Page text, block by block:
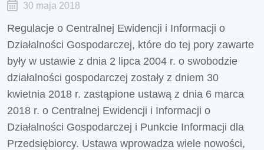
30 maja 2018
Regulacje o Centralnej Ewidencji i Informacji o
Działalności Gospodarczej, które do tej pory zawarte
były w ustawie z dnia 2 lipca 2004 r. o swobodzie
działalności gospodarczej zostały z dniem 30
kwietnia 2018 r. zastąpione ustawą z dnia 6 marca
2018 r. o Centralnej Ewidencji i Informacji o
Działalności Gospodarczej i Punkcie Informacji dla
Przedsiębiorcy. Ustawa wprowadza wiele nowości,